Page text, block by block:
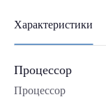
Характеристики
Процессор
Процессор